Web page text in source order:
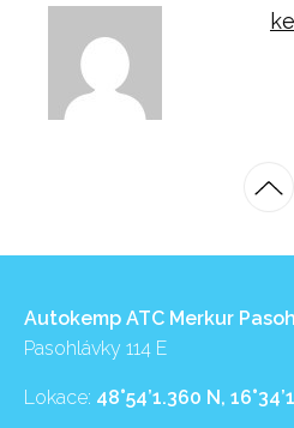
Autokemp ATC Merkur
Pasohlávky 114 E
Lokace: 48°54’1.360 N,